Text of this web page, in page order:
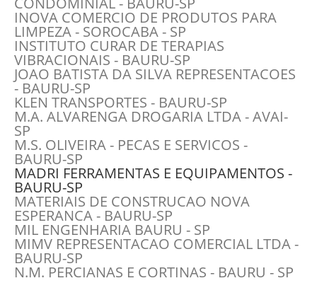
INOVA COMERCIO DE PRODUTOS PARA
LIMPEZA - SOROCABA - SP
INSTITUTO CURAR DE TERAPIAS
VIBRACIONAIS - BAURU-SP
JOAO BATISTA DA SILVA REPRESENTACOES
- BAURU-SP
KLEN TRANSPORTES - BAURU-SP
M.A. ALVARENGA DROGARIA LTDA - AVAI-
SP
M.S. OLIVEIRA - PECAS E SERVICOS -
BAURU-SP
MADRI FERRAMENTAS E EQUIPAMENTOS -
BAURU-SP
MATERIAIS DE CONSTRUCAO NOVA
ESPERANCA - BAURU-SP
MIL ENGENHARIA BAURU - SP
MIMV REPRESENTACAO COMERCIAL LTDA -
BAURU-SP
N.M. PERCIANAS E CORTINAS - BAURU - SP